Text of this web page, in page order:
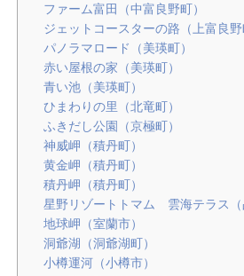
ファーム富田（中富良野町）
ジェットコースターの路（上富良野
パノラマロード（美瑛町）
赤い屋根の家（美瑛町）
青い池（美瑛町）
ひまわりの里（北竜町）
ふきだし公園（京極町）
神威岬（積丹町）
黄金岬（積丹町）
積丹岬（積丹町）
星野リゾートトマム 雲海テラス（
地球岬（室蘭市）
洞爺湖（洞爺湖町）
小樽運河（小樽市）